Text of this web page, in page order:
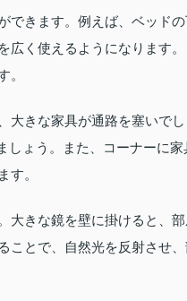
きます。例えば、ベッド
広く使えるようになります
。
きな家具が通路を塞いで
しょう。また、コーナーに
す。
大きな鏡を壁に掛けると、
ことで、自然光を反射させ